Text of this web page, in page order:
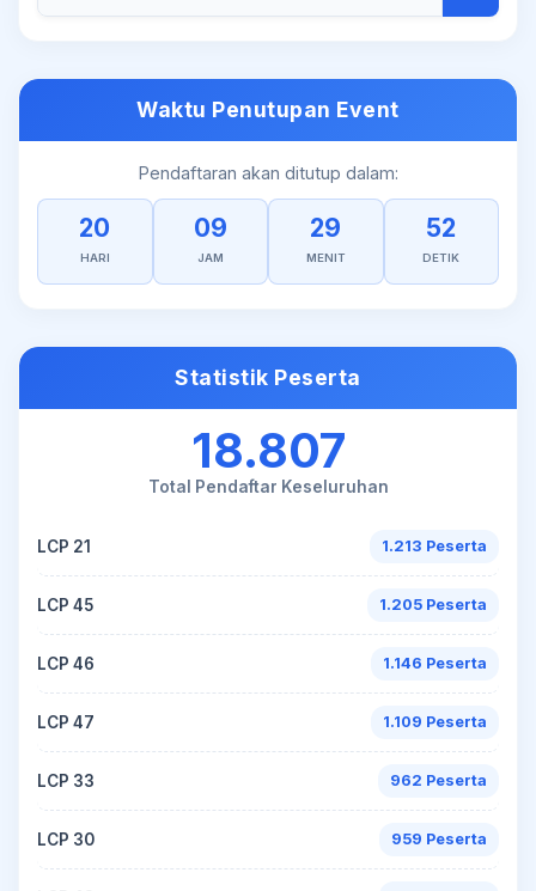
Waktu Penutupan Event
Pendaftaran akan ditutup dalam:
20
HARI
09
JAM
29
MENIT
52
DETIK
Statistik Peserta
18.807
Total Pendaftar Keseluruhan
LCP 21 1.213 Peserta
LCP 45 1.205 Peserta
LCP 46 1.146 Peserta
LCP 47 1.109 Peserta
LCP 33 962 Peserta
LCP 30 959 Peserta